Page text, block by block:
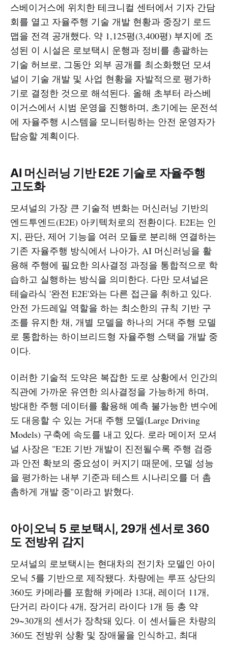
스베이거스에 위치한 테크니컬 센터에서 기자 간담
회를 열고 자율주행 기술 개발 현황과 중장기 로드
맵을 전격 공개했다. 약 1,125평(3,400평) 부지에 조
성된 이 시설은 로보택시 운행과 정비를 총괄하는
기술 허브로, 그동안 외부 공개를 최소화했던 모셔
널이 기술 개발 및 사업 현황을 자발적으로 평가하
기로 결정한 것으로 해석된다. 올해 초부터 라스베
이거스에서 시범 운영을 진행하며, 초기에는 운전석
에 자율주행 시스템을 모니터링하는 안전 운영자가
탑승할 계획이다.​
AI 머신러닝 기반 E2E 기술로 자율주행
고도화
모셔널의 가장 큰 기술적 변화는 머신러닝 기반의
엔드투엔드(E2E) 아키텍처로의 전환이다. E2E는 인
지, 판단, 제어 기능을 여러 모듈로 분리해 연결하는
기존 자율주행 방식에서 나아가, AI 머신러닝을 활
용해 주행에 필요한 의사결정 과정을 통합적으로 학
습하고 실행하는 방식을 의미한다. 다만 모셔널은
테슬라식 '완전 E2E'와는 다른 접근을 취하고 있다.
안전 가드레일 역할을 하는 최소한의 규칙 기반 구
조를 유지한 채, 개별 모델을 하나의 거대 주행 모델
로 통합하는 하이브리드형 자율주행 스택을 개발 중
이다.​​
이러한 기술적 도약은 복잡한 도로 상황에서 인간의
직관에 가까운 유연한 의사결정을 가능하게 하며,
방대한 주행 데이터를 활용해 예측 불가능한 변수에
도 대응할 수 있는 거대 주행 모델(Large Driving
Models) 구축에 속도를 내고 있다. 로라 메이저 모셔
널 사장은 "E2E 기반 개발이 진전될수록 주행 검증
과 안전 확보의 중요성이 커지기 때문에, 모델 성능
을 평가하는 내부 기준과 테스트 시나리오를 더 촘
촘하게 개발 중"이라고 밝혔다.​
아이오닉 5 로보택시, 29개 센서로 360
도 전방위 감지
모셔널의 로보택시는 현대차의 전기차 모델인 아이
오닉 5를 기반으로 제작됐다. 차량에는 루프 상단의
360도 카메라를 포함해 카메라 13대, 레이더 11개,
단거리 라이다 4개, 장거리 라이다 1개 등 총 약
29~30개의 센서가 장착돼 있다. 이 센서들은 차량의
360도 전방위 상황 및 장애물을 인식하고, 최대